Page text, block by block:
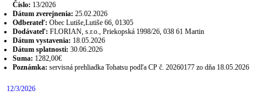
Číslo: 13/2026
Dátum zverejnenia: 25.02.2026
Odberateľ: Obec Lutiše,Lutiše 66, 01305
Dodávateľ: FLORIAN, s.r.o., Priekopská 1998/26, 038 61 Martin
Dátum vystavenia: 18.05.2026
Dátum splatnosti: 30.06.2026
Suma: 1282,00€
Poznámka: servisná prehliadka Tohatsu podľa CP č. 20260177 zo dňa 18.05.2026
12/3/2026